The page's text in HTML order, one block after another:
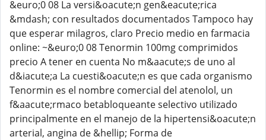
&euro;0 08 La versi&oacute;n gen&eacute;rica
&mdash; con resultados documentados Tampoco hay
que esperar milagros, claro Precio medio en farmacia
online: ~&euro;0 08 Tenormin 100mg comprimidos
precio A tener en cuenta No m&aacute;s de uno al
d&iacute;a La cuesti&oacute;n es que cada organismo
Tenormin es el nombre comercial del atenolol, un
f&aacute;rmaco betabloqueante selectivo utilizado
principalmente en el manejo de la hipertensi&oacute;n
arterial, angina de &hellip; Forma de